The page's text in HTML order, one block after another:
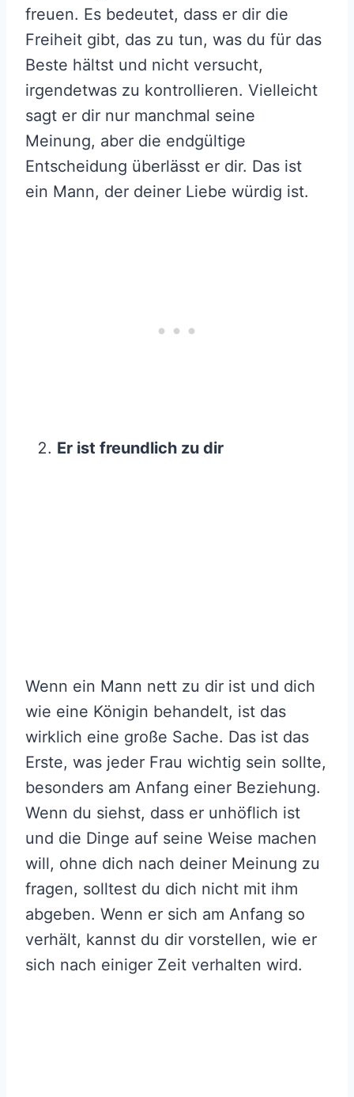
freuen. Es bedeutet, dass er dir die
Freiheit gibt, das zu tun, was du für das
Beste hältst und nicht versucht,
irgendetwas zu kontrollieren. Vielleicht
sagt er dir nur manchmal seine
Meinung, aber die endgültige
Entscheidung überlässt er dir. Das ist
ein Mann, der deiner Liebe würdig ist.
Er ist freundlich zu dir
Wenn ein Mann nett zu dir ist und dich
wie eine Königin behandelt, ist das
wirklich eine große Sache. Das ist das
Erste, was jeder Frau wichtig sein sollte,
besonders am Anfang einer Beziehung.
Wenn du siehst, dass er unhöflich ist
und die Dinge auf seine Weise machen
will, ohne dich nach deiner Meinung zu
fragen, solltest du dich nicht mit ihm
abgeben. Wenn er sich am Anfang so
verhält, kannst du dir vorstellen, wie er
sich nach einiger Zeit verhalten wird.